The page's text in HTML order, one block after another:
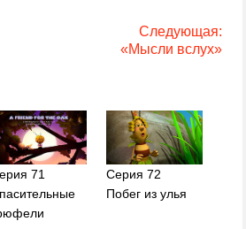
Следующая:
«Мысли вслух»
71
Серия 72
Побег из улья